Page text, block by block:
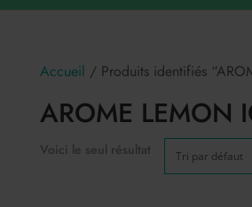
Accueil / Produits identifiés
AROME LEMON
Voici le seul résultat